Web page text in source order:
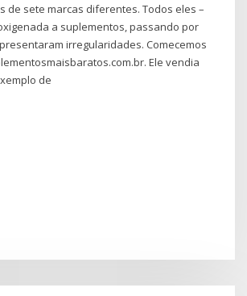
de sete marcas diferentes. Todos eles –
a suplementos, passando por
irregularidades. Comecemos
Ele vendia
de